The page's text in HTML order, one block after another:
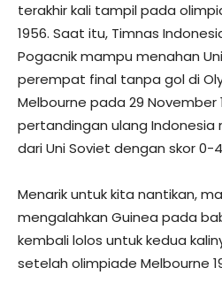
terakhir kali tampil pada
1956. Saat itu, Timnas
Pogacnik mampu menahan
perempat final tanpa gol di
Melbourne pada 29 November
pertandingan ulang Indonesia
dari Uni Soviet dengan skor 0-
Menarik untuk kita nantikan,
mengalahkan Guinea pada
kembali lolos untuk kedua
setelah olimpiade Melbourne